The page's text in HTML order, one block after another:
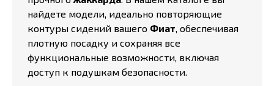
найдете модели, идеально повторяющие
контуры сидений вашего Фиат, обеспечивая
плотную посадку и сохраняя все
функциональные возможности, включая
доступ к подушкам безопасности.